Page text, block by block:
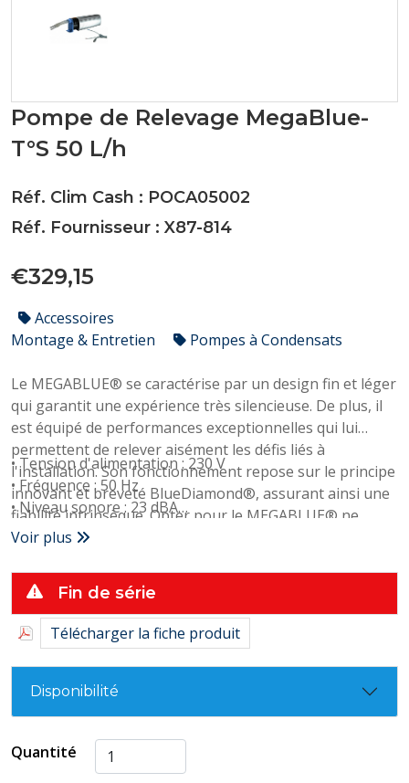
Pompe de Relevage MegaBlue-
T°S 50 L/h
Réf. Clim Cash : POCA05002
Réf. Fournisseur : X87-814
€329,15
Accessoires
Montage & Entretien
Pompes à Condensats
Le MEGABLUE® se caractérise par un design fin et léger
qui garantit une expérience très silencieuse. De plus, il
est équipé de performances exceptionnelles qui lui
permettent de relever aisément les défis liés à
l'installation. Son fonctionnement repose sur le principe
innovant et breveté BlueDiamond®, assurant ainsi une
fiabilité intrinsèque. Opter pour le MEGABLUE® ne
génère pas de coûts supplémentaires initiaux mais
l'installation et tout au long de son utilisation.
• Tension d'alimentation : 230 V
• Fréquence : 50 Hz
• Niveau sonore : 23 dBA
• Débit maximum : 50 L/h max
• Refoulement vertical maximum : 20 m
• Aspiration verticale : 7 m
• Dimensions LxPxH : 64x276x51 mm
Voir plus
Fin de série
Télécharger la fiche produit
Disponibilité
Quantité